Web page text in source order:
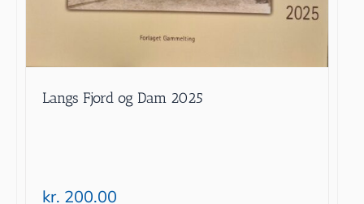
Langs Fjord og Dam 2025
kr. 200.00